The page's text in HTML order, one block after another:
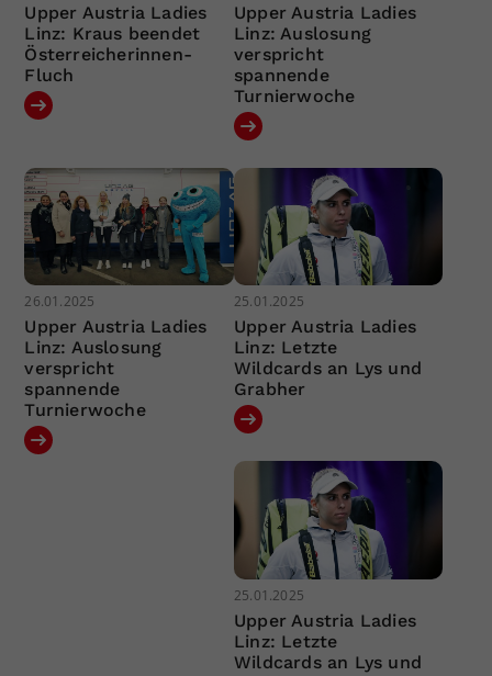
Upper Austria Ladies
Linz: Kraus beendet
Österreicherinnen-
Fluch
Upper Austria Ladies
Linz: Auslosung
verspricht
spannende
Turnierwoche
26.01.2025
Upper Austria Ladies
Linz: Auslosung
verspricht
spannende
Turnierwoche
25.01.2025
Upper Austria Ladies
Linz: Letzte
Wildcards an Lys und
Grabher
25.01.2025
Upper Austria Ladies
Linz: Letzte
Wildcards an Lys und